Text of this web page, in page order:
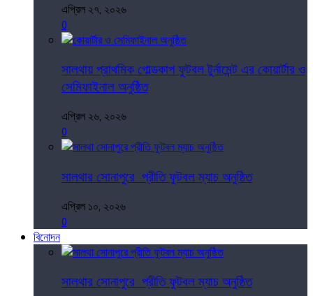
এপ্রিল ২৭, ২০২৬
0
সালথায় প্রাথমিক গোল্ডকাপ ফুটবল টুর্নামেন্ট এর কোয়ার্টার ও
সেমিফাইনাল অনুষ্ঠিত
এপ্রিল ২৬, ২০২৬
0
সালথার সোনাপুরে প্রীতি ফুটবল ম্যাচ অনুষ্ঠিত
এপ্রিল ১০, ২০২৬
0
বিনোদন
সালথার সোনাপুরে প্রীতি ফুটবল ম্যাচ অনুষ্ঠিত